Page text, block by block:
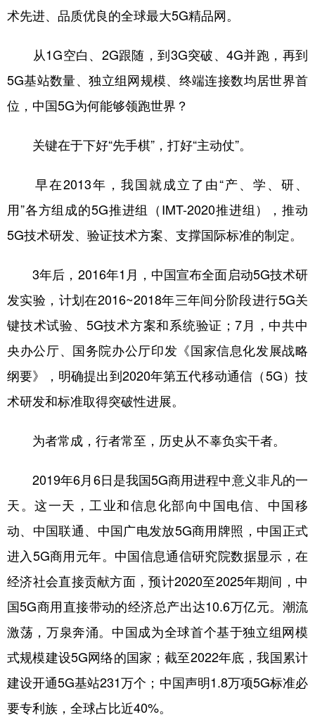
术先进、品质优良的全球最大5G精品网。
从1G空白、2G跟随，到3G突破、4G并跑，再到
5G基站数量、独立组网规模、终端连接数均居世界首
位，中国5G为何能够领跑世界？
关键在于下好“先手棋”，打好“主动仗”。
早在2013年，我国就成立了由“产、学、研、
用”各方组成的5G推进组（IMT-2020推进组），推动
5G技术研发、验证技术方案、支撑国际标准的制定。
3年后，2016年1月，中国宣布全面启动5G技术研
发实验，计划在2016~2018年三年间分阶段进行5G关
键技术试验、5G技术方案和系统验证；7月，中共中
央办公厅、国务院办公厅印发《国家信息化发展战略
纲要》，明确提出到2020年第五代移动通信（5G）技
术研发和标准取得突破性进展。
为者常成，行者常至，历史从不辜负实干者。
2019年6月6日是我国5G商用进程中意义非凡的一
天。这一天，工业和信息化部向中国电信、中国移
动、中国联通、中国广电发放5G商用牌照，中国正式
进入5G商用元年。中国信息通信研究院数据显示，在
经济社会直接贡献方面，预计2020至2025年期间，中
国5G商用直接带动的经济总产出达10.6万亿元。潮流
激荡，万泉奔涌。中国成为全球首个基于独立组网模
式规模建设5G网络的国家；截至2022年底，我国累计
建设开通5G基站231万个；中国声明1.8万项5G标准必
要专利族，全球占比近40%。